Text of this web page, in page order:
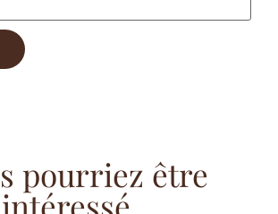
pourriez être
intéressé...